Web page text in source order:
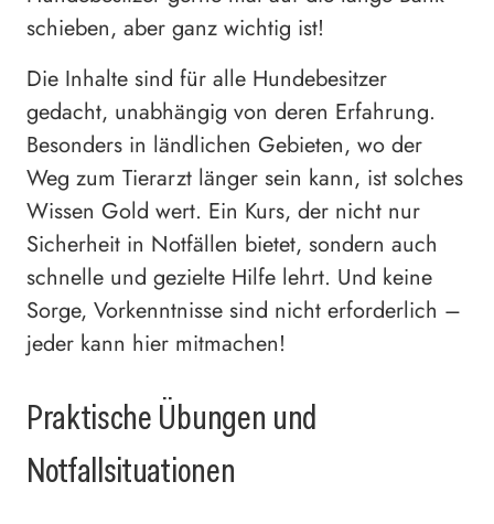
schieben, aber ganz wichtig ist!
Die Inhalte sind für alle Hundebesitzer
gedacht, unabhängig von deren Erfahrung.
Besonders in ländlichen Gebieten, wo der
Weg zum Tierarzt länger sein kann, ist solches
Wissen Gold wert. Ein Kurs, der nicht nur
Sicherheit in Notfällen bietet, sondern auch
schnelle und gezielte Hilfe lehrt. Und keine
Sorge, Vorkenntnisse sind nicht erforderlich –
jeder kann hier mitmachen!
Praktische Übungen und
Notfallsituationen